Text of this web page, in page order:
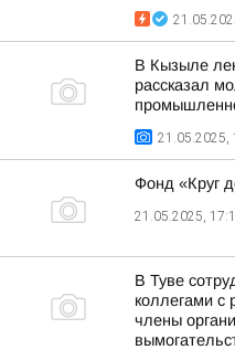
В Кызыле
рассказал
21.05.2025,
Фонд «Круг
21.05.2025,
В Туве
коллегами с
члены